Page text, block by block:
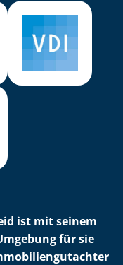
ist mit seinem
für sie